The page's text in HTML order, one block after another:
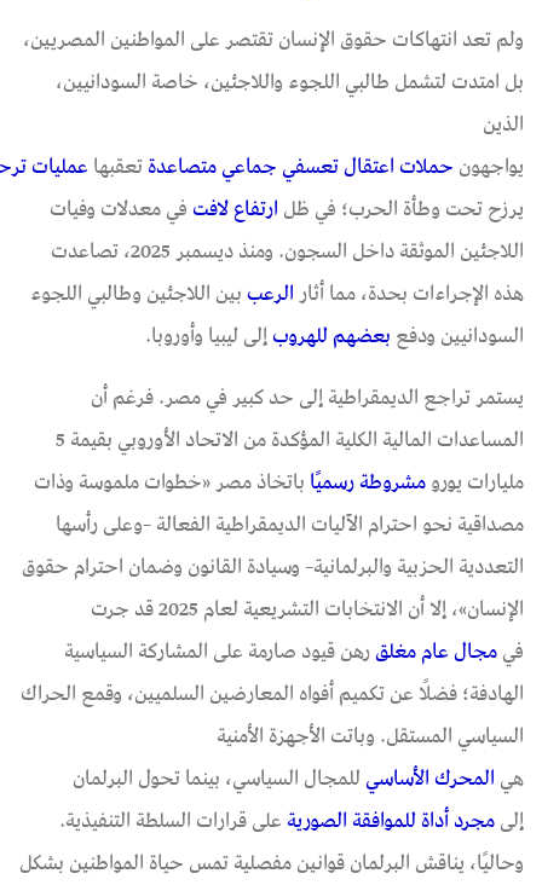
ولم تعد انتهاكات حقوق الإنسان تقتصر على المواطنين المصريين،
بل امتدت لتشمل طالبي اللجوء واللاجئين، خاصة السودانيين،
الذين
يواجهونحملاتاعتقالتعسفيجماعيمتصاعدةتعقبهاعمليات
يرزح تحت وطأة الحرب؛ في ظلارتفاعلافتفي معدلات وفيات
اللاجئين الموثقة داخل السجون. ومنذ ديسمبر 2025، تصاعدت
هذه الإجراءات بحدة، مما أثارالرعببين اللاجئين وطالبي اللجوء
السودانيين ودفعبعضهمللهروبإلى ليبيا وأوروبا.
يستمر تراجع الديمقراطية إلى حد كبير في مصر. فرغم أن
المساعدات المالية الكلية المؤكدة من الاتحاد الأوروبي بقيمة 5
مليارات يورومشروطةرسمياباتخاذ مصر «خطوات ملموسة وذات
مصداقية نحو احترام الآليات الديمقراطية الفعالة –وعلى رأسها
التعددية الحزبية والبرلمانية– وسيادة القانون وضمان احترام حقوق
الإنسان»، إلا أن الانتخابات التشريعية لعام 2025 قد جرت
فيمجالعاممغلقرهن قيود صارمة على المشاركة السياسية
الهادفة؛ فضلًا عن تكميم أفواه المعارضين السلميين، وقمع الحراك
السياسي المستقل. وباتت الأجهزة الأمنية
هيالمحركالأساسيللمجال السياسي، بينما تحول البرلمان
إلىمجرد أداة للموافقة الصوريةعلى قرارات السلطة التنفيذية.
وحاليًا، يناقش البرلمان قوانين مفصلية تمس حياة المواطنين بشكل